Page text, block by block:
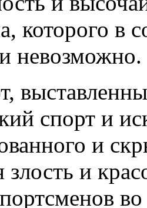
которого в
невозможно.
спорт и
и
и